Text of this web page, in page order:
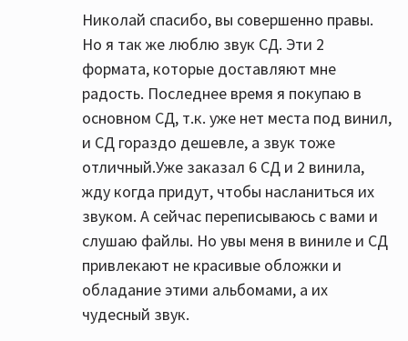
Николай спасибо, вы совершенно правы.
Но я так же люблю звук СД. Эти 2
формата, которые доставляют мне
радость. Последнее время я покупаю в
основном СД, т.к. уже нет места под винил,
и СД гораздо дешевле, а звук тоже
отличный.Уже заказал 6 СД и 2 винила,
жду когда придут, чтобы насланиться их
звуком. А сейчас переписываюсь с вами и
слушаю файлы. Но увы меня в виниле и СД
привлекают не красивые обложки и
обладание этими альбомами, а их
чудесный звук.